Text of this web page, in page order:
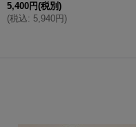
5,400円(税別)
(税込: 5,940円)